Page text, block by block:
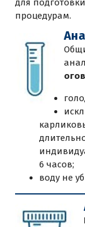
для
процедурам.
6 часов;
воду не